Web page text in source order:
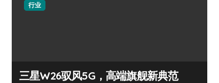
行业
三星W26驭风5G，高端旗舰新典范